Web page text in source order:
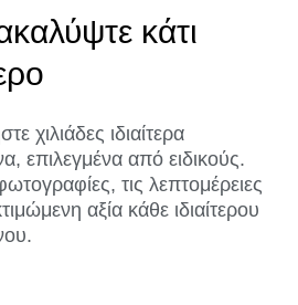
κάτι
χιλιάδες ιδιαίτερα
επιλεγμένα από ειδικούς.
τις λεπτομέρειες
αξία κάθε ιδιαίτερου